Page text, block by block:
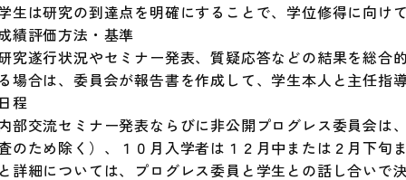
生は研究の到達点を明確にすることで、学位修得に向け
績評価方法・基準
究遂行状況やセミナー発表、質疑応答などの結果を総
る場合は、委員会が報告書を作成して、学生本人と主任指
日程
部交流セミナー発表ならびに非公開プログレス委員会
のため除く）、１０月入学者は１２月中または２月下旬
と詳細については、プログレス委員と学生との話し合いで決